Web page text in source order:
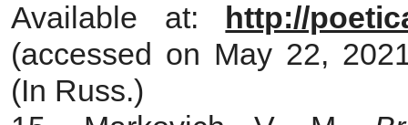
Available at:
http://
(accessed on May 22,
(In Russ.)